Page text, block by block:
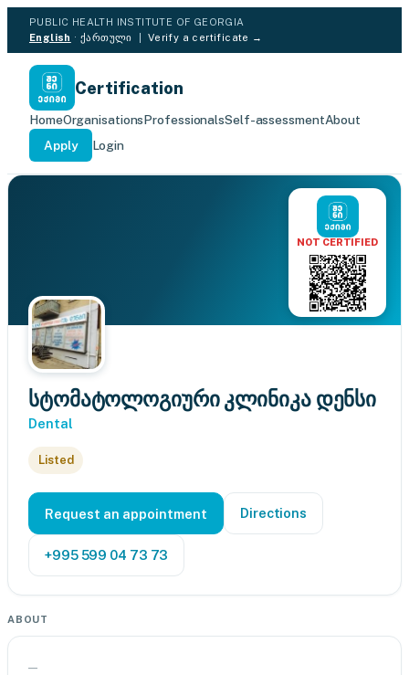
PUBLIC HEALTH INSTITUTE OF GEORGIA
English ·ქართული Verify a certificate →
Certification
HomeOrganisationsProfessionalsSelf-assessmentAbout
Apply
Login
NOT CERTIFIED
სტომატოლოგიური კლინიკა დენსი
Dental
Listed
Request an appointment Directions
+995 599 04 73 73
ABOUT
—